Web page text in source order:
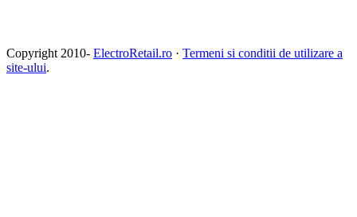
Copyright 2010- ElectroRetail.ro · Termeni si conditii de utilizare a
site-ului.